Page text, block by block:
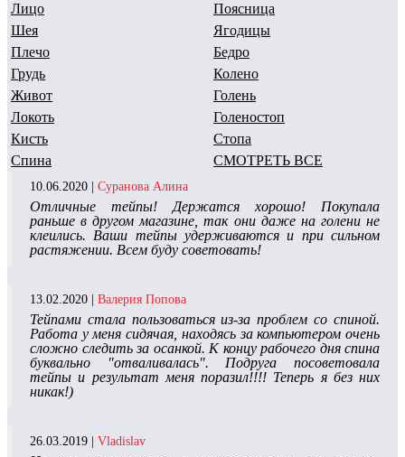
Лицо
Шея
Плечо
Грудь
Живот
Локоть
Кисть
Спина
Поясница
Ягодицы
Бедро
Колено
Голень
Голеностоп
Стопа
СМОТРЕТЬ ВСЕ
10.06.2020 | Суранова Алина
Отличные тейпы! Держатся хорошо! Покупала
раньше в другом магазине, так они даже на голени не
клеились. Ваши тейпы удерживаются и при сильном
растяжении. Всем буду советовать!
13.02.2020 | Валерия Попова
Тейпами стала пользоваться из-за проблем со спиной.
Работа у меня сидячая, находясь за компьютером очень
сложно следить за осанкой. К концу рабочего дня спина
буквально "отваливалась". Подруга посоветовала
тейпы и результат меня поразил!!!! Теперь я без них
никак!)
26.03.2019 | Vladislav